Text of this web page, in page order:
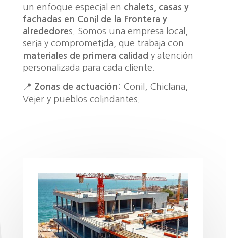
un enfoque especial en chalets, casas y
fachadas en Conil de la Frontera y
alrededores. Somos una empresa local,
seria y comprometida, que trabaja con
materiales de primera calidad y atención
personalizada para cada cliente.
📍 Zonas de actuación: Conil, Chiclana,
Vejer y pueblos colindantes.